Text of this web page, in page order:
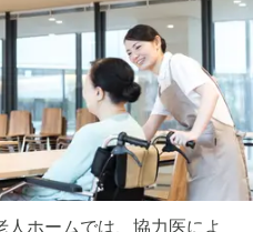
ホームでは、協力医によ